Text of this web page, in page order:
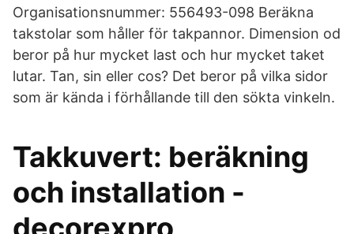
Organisationsnummer: 556493-098 Beräkna
takstolar som håller för takpannor. Dimension od
beror på hur mycket last och hur mycket taket
lutar. Tan, sin eller cos? Det beror på vilka sidor
som är kända i förhållande till den sökta vinkeln.
Takkuvert: beräkning
och installation -